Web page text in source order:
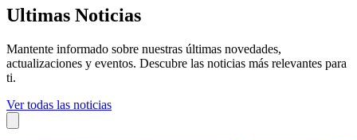
Ultimas Noticias
Mantente informado sobre nuestras últimas novedades,
actualizaciones y eventos. Descubre las noticias más relevantes para
ti.
Ver todas las noticias